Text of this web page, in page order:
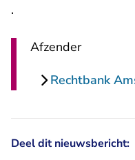
.
Afzender
Rechtbank
Deel dit nieuwsbericht: